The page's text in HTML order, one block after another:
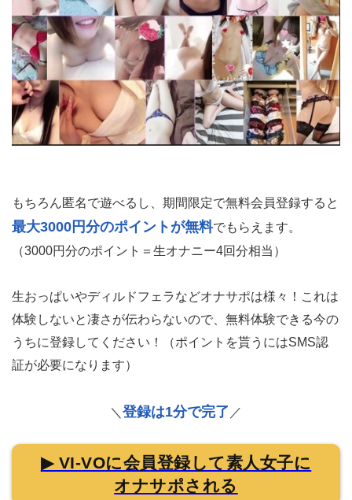
もちろん匿名で遊べるし、期間限定で無料会員登録すると
最大3000円分のポイントが無料でもらえます。
（3000円分のポイント＝生オナニー4回分相当）
生おっぱいやディルドフェラなどオナサポは様々！これは
体験しないと凄さが伝わらないので、無料体験できる今の
うちに登録してください！（ポイントを貰うにはSMS認
証が必要になります）
＼ 登録は1分で完了 ／
▶ VI-VOに会員登録して素人女子に
オナサポされる